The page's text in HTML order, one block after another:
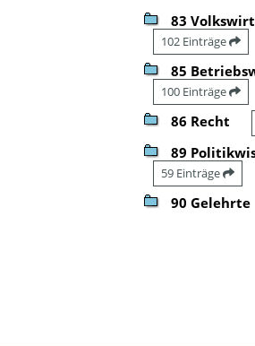
83
102 Einträge
85
100 Einträge
86 Recht
89
59 Einträge
90 Gelehrte